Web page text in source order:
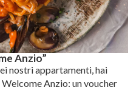
Anzio”
nostri appartamenti, hai
Anzio: un voucher